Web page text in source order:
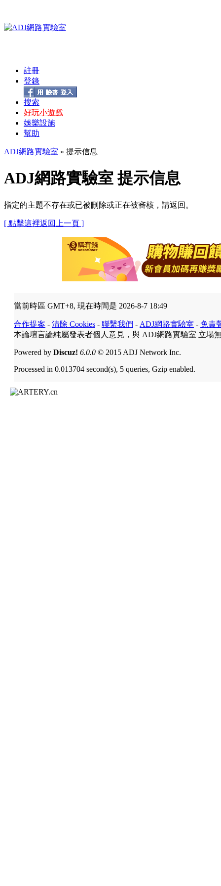
註冊
登錄
搜索
好玩小遊戲
娛樂設施
幫助
ADJ網路實驗室 » 提示信息
ADJ網路實驗室 提示信息
指定的主題不存在或已被刪除或正在被審核，請返回。
[ 點擊這裡返回上一頁 ]
當前時區 GMT+8, 現在時間是 2026-8-7 18:49
合作提案 - 清除 Cookies - 聯繫我們 - ADJ網路實驗室 - 免責
本論壇言論純屬發表者個人意見，與 ADJ網路實驗室 立場
Powered by Discuz! 6.0.0 © 2015 ADJ Network Inc.
Processed in 0.013704 second(s), 5 queries, Gzip enabled.